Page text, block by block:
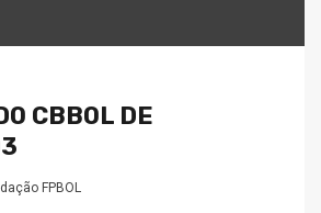
CBBOL DE
FPBOL